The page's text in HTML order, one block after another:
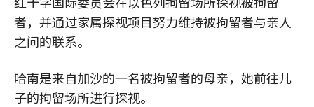
者，并通过家属探视项目努力维持被拘留者与亲人
之间的联系。
哈南是来自加沙的一名被拘留者的母亲，她前往儿
子的拘留场所进行探视。